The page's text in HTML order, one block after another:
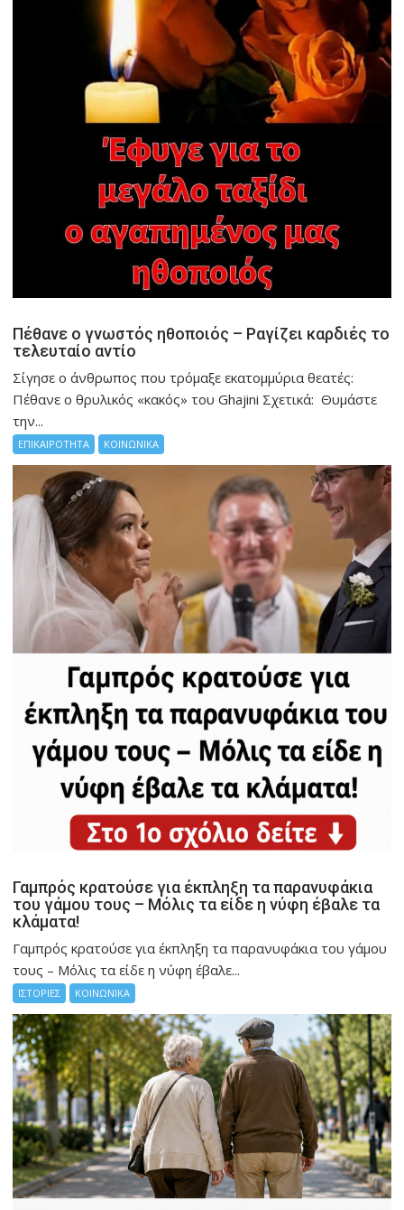
Πέθανε ο γνωστός ηθοποιός – Ραγίζει καρδιές το
τελευταίο αντίο
Σίγησε ο άνθρωπος που τρόμαξε εκατομμύρια θεατές:
Πέθανε ο θρυλικός «κακός» του Ghajini Σχετικά: Θυμάστε
την...
ΕΠΙΚΑΙΡΟΤΗΤΑ ΚΟΙΝΩΝΙΚΑ
Γαμπρός κρατούσε για έκπληξη τα παρανυφάκια
του γάμου τους – Μόλις τα είδε η νύφη έβαλε τα
κλάματα!
Γαμπρός κρατούσε για έκπληξη τα παρανυφάκια του γάμου
τους – Μόλις τα είδε η νύφη έβαλε...
ΙΣΤΟΡΙΕΣ ΚΟΙΝΩΝΙΚΑ